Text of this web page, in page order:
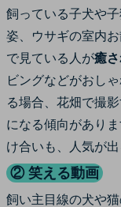
飼っている子犬や
姿、ウサギの室内
で見ている人が癒
ビングなどがおし
る場合、花畑で撮
になる傾向があり
け合いも、人気が
② 笑える動画
飼い主目線の犬や